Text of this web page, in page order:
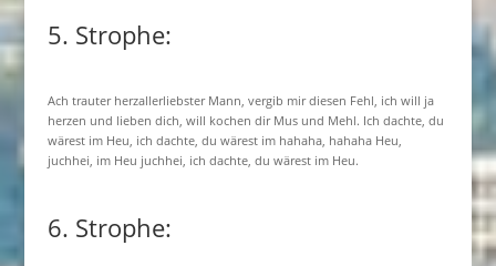
5. Strophe:
Ach trauter herzallerliebster Mann, vergib mir diesen Fehl, ich will ja
herzen und lieben dich, will kochen dir Mus und Mehl. Ich dachte, du
wärest im Heu, ich dachte, du wärest im hahaha, hahaha Heu,
juchhei, im Heu juchhei, ich dachte, du wärest im Heu.
6. Strophe: